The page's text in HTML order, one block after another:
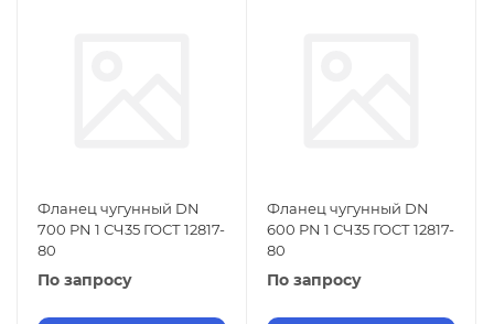
Фланец чугунный DN
700 PN 1 СЧ35 ГОСТ 12817-
80
По запросу
Фланец чугунный DN
600 PN 1 СЧ35 ГОСТ 12817-
80
По запросу